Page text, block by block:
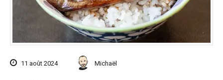
11 août 2024 Michaël